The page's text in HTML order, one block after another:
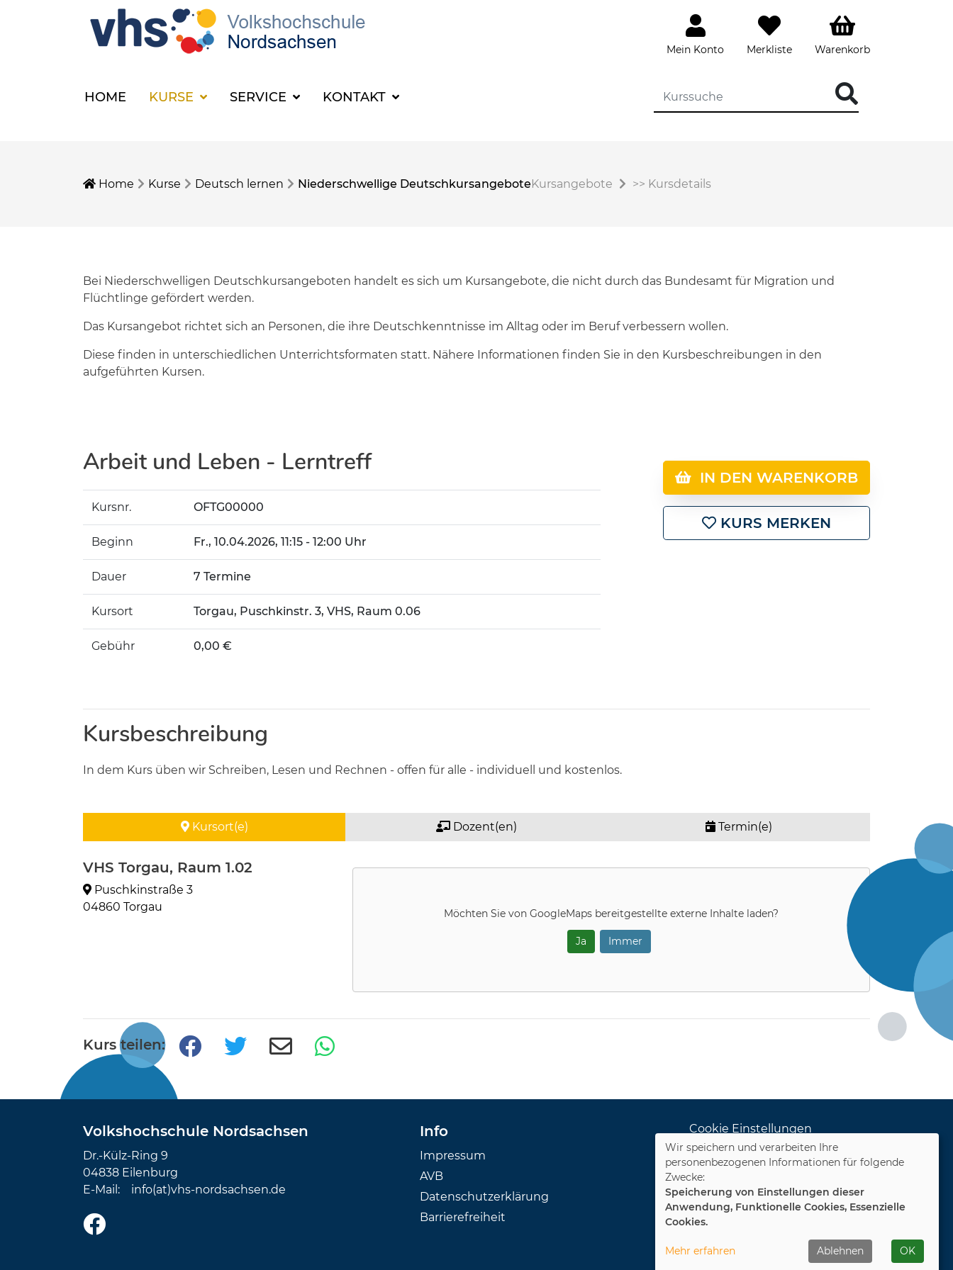
Mein Konto Merkliste Warenkorb
HOME KURSE SERVICE KONTAKT
Home Kurse Deutsch lernen Niederschwellige DeutschkursangeboteKursangebote >> Kursdetails
Bei Niederschwelligen Deutschkursangeboten handelt es sich um Kursangebote, die nicht durch das Bundesamt für Migration und
Flüchtlinge gefördert werden.
Das Kursangebot richtet sich an Personen, die ihre Deutschkenntnisse im Alltag oder im Beruf verbessern wollen.
Diese finden in unterschiedlichen Unterrichtsformaten statt. Nähere Informationen finden Sie in den Kursbeschreibungen in den
aufgeführten Kursen.
Arbeit und Leben - Lerntreff
Kursnr. OFTG00000
Beginn Fr., 10.04.2026, 11:15 - 12:00 Uhr
Dauer 7 Termine
Kursort Torgau, Puschkinstr. 3, VHS, Raum 0.06
Gebühr 0,00 €
IN DEN WARENKORB
KURS MERKEN
Kursbeschreibung
In dem Kurs üben wir Schreiben, Lesen und Rechnen - offen für alle - individuell und kostenlos.
Kursort(e) Dozent(en) Termin(e)
VHS Torgau, Raum 1.02
Puschkinstraße 3
04860 Torgau
Möchten Sie von GoogleMaps bereitgestellte externe Inhalte laden?
Ja Immer
Kurs teilen:
Volkshochschule Nordsachsen
Dr.-Külz-Ring 9
04838 Eilenburg
E-Mail: info(at)vhs-nordsachsen.de
Info
Impressum
AVB
Datenschutzerklärung
Barrierefreiheit
Cookie Einstellungen
Dozenten-Login
WIDERRUFSFORMULAR
Wir speichern und verarbeiten Ihre
personenbezogenen Informationen für folgende
Zwecke:
Speicherung von Einstellungen dieser
Anwendung, Funktionelle Cookies, Essenzielle
Cookies.
Mehr erfahren Ablehnen OK